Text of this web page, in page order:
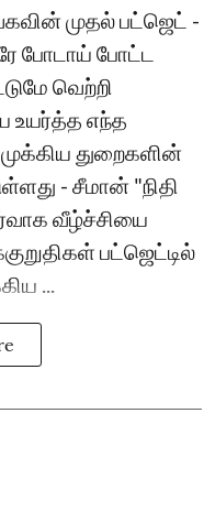
முதல் பட்ஜெட் -
போடாய் போட்ட
வெற்றி
உயர்த்த எந்த
துறைகளின்
- சீமான் "நிதி
வீழ்ச்சியை
பட்ஜெட்டில்
...